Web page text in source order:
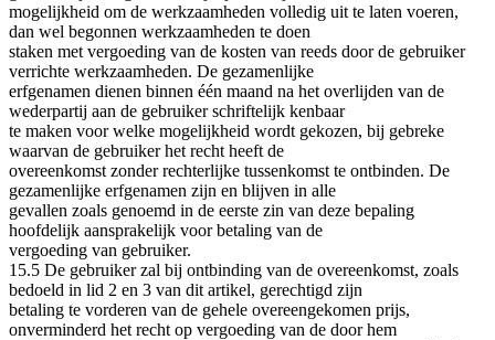
mogelijkheid om de werkzaamheden volledig uit te laten voeren,
dan wel begonnen werkzaamheden te doen
staken met vergoeding van de kosten van reeds door de gebruiker
verrichte werkzaamheden. De gezamenlijke
erfgenamen dienen binnen één maand na het overlijden van de
wederpartij aan de gebruiker schriftelijk kenbaar
te maken voor welke mogelijkheid wordt gekozen, bij gebreke
waarvan de gebruiker het recht heeft de
overeenkomst zonder rechterlijke tussenkomst te ontbinden. De
gezamenlijke erfgenamen zijn en blijven in alle
gevallen zoals genoemd in de eerste zin van deze bepaling
hoofdelijk aansprakelijk voor betaling van de
vergoeding van gebruiker.
15.5 De gebruiker zal bij ontbinding van de overeenkomst, zoals
bedoeld in lid 2 en 3 van dit artikel, gerechtigd zijn
betaling te vorderen van de gehele overeengekomen prijs,
onverminderd het recht op vergoeding van de door hem